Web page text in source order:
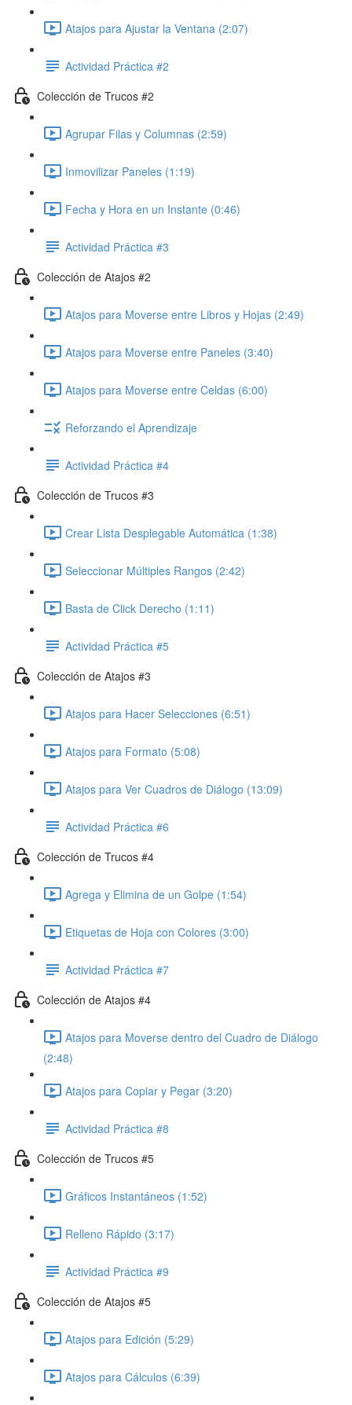
Atajos para Ajustar la Ventana (2:07)
Actividad Práctica #2
Colección de Trucos #2
Agrupar Filas y Columnas (2:59)
Inmovilizar Paneles (1:19)
Fecha y Hora en un Instante (0:46)
Actividad Práctica #3
Colección de Atajos #2
Atajos para Moverse entre Libros y Hojas (2:49)
Atajos para Moverse entre Paneles (3:40)
Atajos para Moverse entre Celdas (6:00)
Reforzando el Aprendizaje
Actividad Práctica #4
Colección de Trucos #3
Crear Lista Desplegable Automática (1:38)
Seleccionar Múltiples Rangos (2:42)
Basta de Click Derecho (1:11)
Actividad Práctica #5
Colección de Atajos #3
Atajos para Hacer Selecciones (6:51)
Atajos para Formato (5:08)
Atajos para Ver Cuadros de Diálogo (13:09)
Actividad Práctica #6
Colección de Trucos #4
Agrega y Elimina de un Golpe (1:54)
Etiquetas de Hoja con Colores (3:00)
Actividad Práctica #7
Colección de Atajos #4
Atajos para Moverse dentro del Cuadro de Diálogo
(2:48)
Atajos para Copiar y Pegar (3:20)
Actividad Práctica #8
Colección de Trucos #5
Gráficos Instantáneos (1:52)
Relleno Rápido (3:17)
Actividad Práctica #9
Colección de Atajos #5
Atajos para Edición (5:29)
Atajos para Cálculos (6:39)